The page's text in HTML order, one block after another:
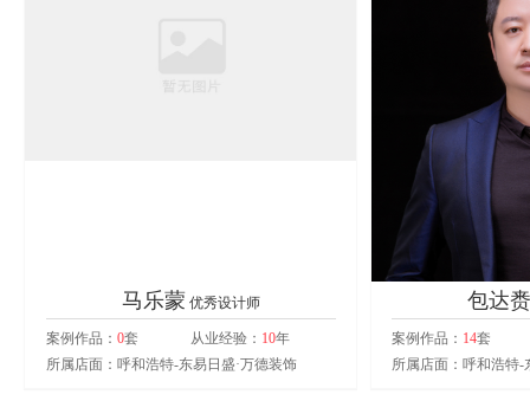
马乐蒙 优秀设计师
案例作品： 0套 从业经验： 10年
所属店面：呼和浩特-东易日盛·万德装饰
包达
案例作品： 14套
所属店面：呼和浩特-